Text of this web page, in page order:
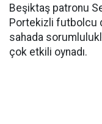
Beşiktaş patronu
Portekizli futbolcu
sahada
çok etkili oynadı.